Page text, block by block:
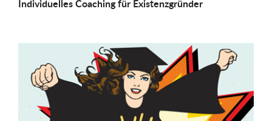
Individu­elles Coaching für Existenz­gründer